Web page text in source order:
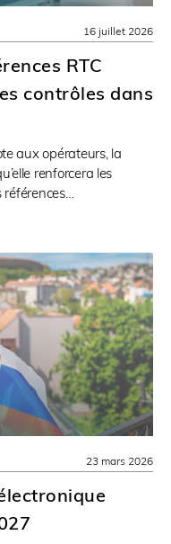
RTC
contrôles dans
aux opérateurs, la
renforcera les
références…
16 juillet 2026
23 mars 2026